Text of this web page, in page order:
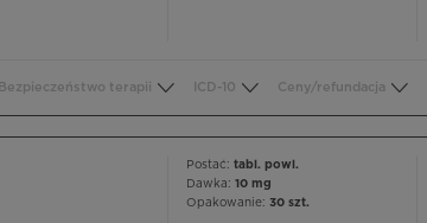
Bezpieczeństwo terapii ICD-10 Ceny/refundacja
Postać: tabl. powl.
Dawka: 10 mg
Opakowanie: 30 szt.